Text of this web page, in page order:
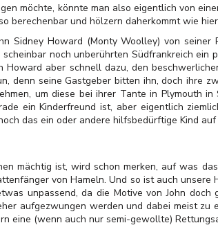
möchte, könnte man also eigentlich von
berechenbar und hölzern daherkommt wie
Sidney Howard (Monty Woolley) von
noch unberührten Südfrankreich
Howard aber schnell dazu, den
denn seine Gastgeber bitten ihn, doch ihre
um diese bei ihrer Tante in Plymouth
ein Kinderfreund ist, aber eigentlich
das ein oder andere hilfsbedürftige Kind
mächtig ist, wird schon merken, auf was
von Hameln. Und so ist auch
unpassend, da die Motive von John
aufgezwungen werden und dabei meist
eine (wenn auch nur semi-gewollte)